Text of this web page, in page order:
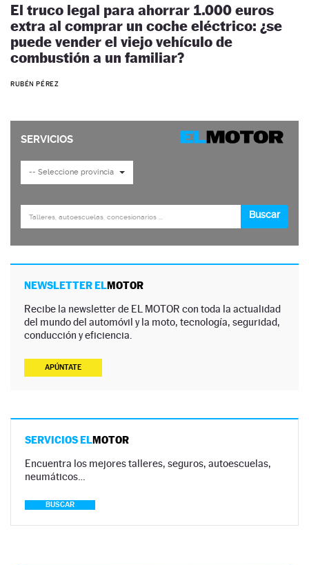
El truco legal para ahorrar 1.000 euros
extra al comprar un coche eléctrico: ¿se
puede vender el viejo vehículo de
combustión a un familiar?
RUBÉN PÉREZ
NEWSLETTER ELMOTOR
Recibe la newsletter de EL MOTOR con toda la actualidad
del mundo del automóvil y la moto, tecnología, seguridad,
conducción y eficiencia.
APÚNTATE
SERVICIOS ELMOTOR
Encuentra los mejores talleres, seguros, autoescuelas,
neumáticos…
BUSCAR